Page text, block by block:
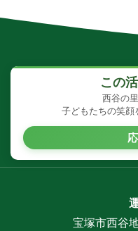
この
西谷の
子どもたちの笑顔
宝塚市西谷